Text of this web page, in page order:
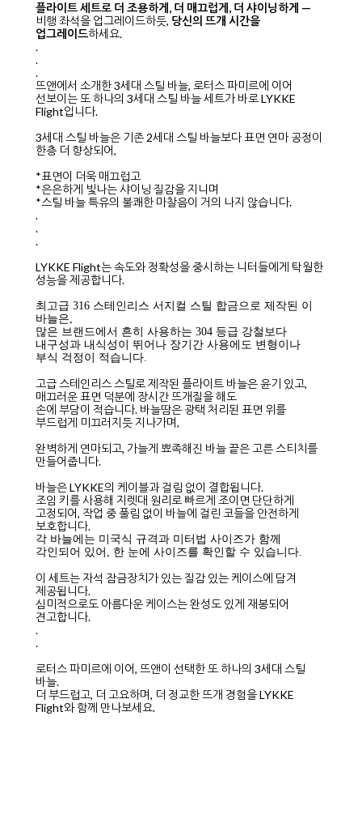
플라이트 세트로 더 조용하게, 더 매끄럽게, 더 샤이닝하게 —
비행 좌석을 업그레이드하듯, 당신의 뜨개 시간을
업그레이드하세요.
.
.
.
뜨앤에서 소개한 3세대 스틸 바늘, 로터스 파미르에 이어
선보이는 또 하나의 3세대 스틸 바늘 세트가 바로 LYKKE
Flight입니다.
3세대 스틸 바늘은 기존 2세대 스틸 바늘보다 표면 연마 공정이
한층 더 향상되어,
*표면이 더욱 매끄럽고
*은은하게 빛나는 샤이닝 질감을 지니며
*스틸 바늘 특유의 불쾌한 마찰음이 거의 나지 않습니다.
.
.
.
LYKKE Flight는 속도와 정확성을 중시하는 니터들에게 탁월한
성능을 제공합니다.
최고급 316 스테인리스 서지컬 스틸 합금으로 제작된 이
바늘은,
많은 브랜드에서 흔히 사용하는 304 등급 강철보다
내구성과 내식성이 뛰어나 장기간 사용에도 변형이나
부식 걱정이 적습니다.
고급 스테인리스 스틸로 제작된 플라이트 바늘은 윤기 있고,
매끄러운 표면 덕분에 장시간 뜨개질을 해도
손에 부담이 적습니다. 바늘땀은 광택 처리된 표면 위를
부드럽게 미끄러지듯 지나가며,
완벽하게 연마되고, 가늘게 뾰족해진 바늘 끝은 고른 스티치를
만들어줍니다.
바늘은 LYKKE의 케이블과 걸림 없이 결합됩니다.
조임 키를 사용해 지렛대 원리로 빠르게 조이면 단단하게
고정되어, 작업 중 풀림 없이 바늘에 걸린 코들을 안전하게
보호합니다.
각 바늘에는 미국식 규격과 미터법 사이즈가 함께
각인되어 있어, 한 눈에 사이즈를 확인할 수 있습니다.
이 세트는 자석 잠금장치가 있는 질감 있는 케이스에 담겨
제공됩니다.
심미적으로도 아름다운 케이스는 완성도 있게 재봉되어
견고합니다.
.
.
로터스 파미르에 이어, 뜨앤이 선택한 또 하나의 3세대 스틸
바늘.
더 부드럽고, 더 고요하며, 더 정교한 뜨개 경험을 LYKKE
Flight와 함께 만나보세요.